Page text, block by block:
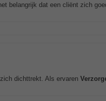
belangrijk dat een cliënt zich
dichttrekt. Als ervaren